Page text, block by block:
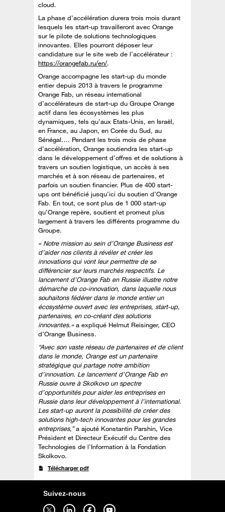
cloud.
La phase d’accélération durera trois mois durant
lesquels les start-up travailleront avec Orange
sur le pilote de solutions technologiques
innovantes. Elles pourront déposer leur
candidature sur le site web de l’accélérateur :
https://orangefab.ru/en/.
Orange accompagne les start-up du monde
entier depuis 2013 à travers le programme
Orange Fab, un réseau international
d’accélérateurs de start-up du Groupe Orange
actif dans les écosystèmes les plus
dynamiques, tels qu’aux Etats-Unis, en Israël,
en France, au Japon, en Corée du Sud, au
Sénégal…. Pendant les trois mois de phase
d’accélération, Orange soutiendra les start-up
dans le développement d’offres et de solutions à
travers un soutien logistique, un accès à ses
marchés et à son réseau de partenaires, et
parfois un soutien financier. Plus de 400 start-
ups ont bénéficié jusqu’ici du soutien d’Orange
Fab. En tout, ce sont plus de 1 000 start-up
qu’Orange repère, soutient et promeut plus
largement à travers les différents programme du
Groupe.
« Notre mission au sein d’Orange Business est
d’aider nos clients à révéler et créer les
innovations qui vont leur permettre de se
différencier sur leurs marchés respectifs. Le
lancement d’Orange Fab en Russie illustre notre
démarche de co-innovation, dans laquelle nous
souhaitons fédérer dans le monde entier un
écosystème ouvert avec les entreprises, start-up,
partenaires, en co-créant des solutions
innovantes.»a expliqué Helmut Reisinger, CEO
d’Orange Business.
“Avec son vaste réseau de partenaires et de client
dans le monde, Orange est un partenaire
stratégique qui partage notre ambition
d’innovation. Le lancement d’Orange Fab en
Russie ouvre à Skolkovo un spectre
d’opportunités pour aider les entreprises en
Russie dans leur développement à l’international.
Les start-up auront la possibilité de créer des
solutions high-tech innovantes pour les grandes
entreprises,”a ajouté Konstantin Parshin, Vice
Président et Directeur Exécutif du Centre des
Technologies de l’Information à la Fondation
Skolkovo.
Télécharger pdf
Suivez-nous
Suivez-nous sur twitter - ouverture dans un nouvel onglet Suivez-nous sur linkedin - ouverture dans un nouvel onglet Suivez-nous sur facebook - ouverture dans un nouvel onglet Suivez-nous sur youtube - ouverture dans un nouvel onglet